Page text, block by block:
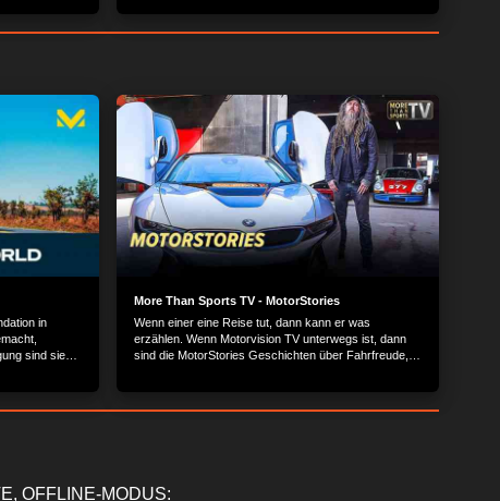
in
sind sie
More Than Sports TV - MotorStories
Wenn einer eine Reise tut, dann kann er was
erzählen. Wenn Motorvision TV unterwegs ist, dann
sind die MotorStories Geschichten über Fahrfreude,
durch das Universum motorisierter Mobilität ist das
OFFLINE-MODUS: